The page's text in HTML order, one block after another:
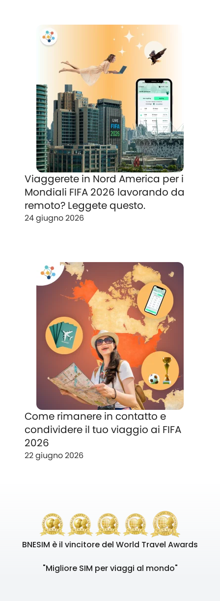
Viaggerete in Nord America per i
Mondiali FIFA 2026 lavorando da
remoto? Leggete questo.
24 giugno 2026
Come rimanere in contatto e
condividere il tuo viaggio ai FIFA
2026
22 giugno 2026
BNESIM è il vincitore del World Travel Awards
"Migliore SIM per viaggi al mondo"